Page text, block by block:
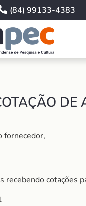
(84) 99133-4383
DE
fornecedor,
recebendo cotações